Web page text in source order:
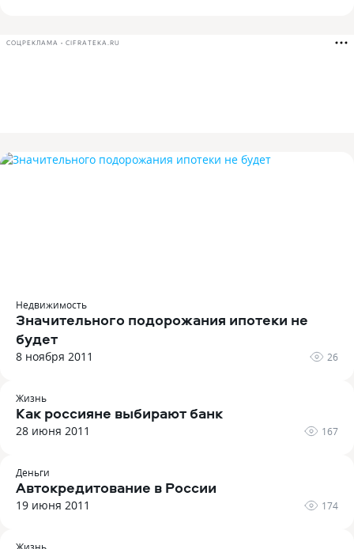
СОЦРЕКЛАМА • CIFRATEKA.RU
Недвижимость
Значительного подорожания ипотеки не
будет
8 ноября 2011 26
Жизнь
Как россияне выбирают банк
28 июня 2011 167
Деньги
Автокредитование в России
19 июня 2011 174